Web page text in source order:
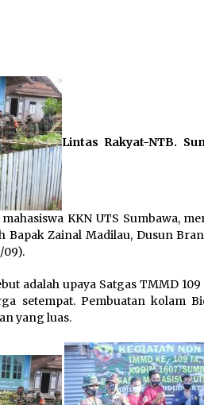
Soroti
Lintas Rakyat-NTB.
KKN UTS Sumbawa,
Zainal Madilau, Dusun
09).
adalah upaya Satgas TMMD
setempat. Pembuatan kolam
yang luas.